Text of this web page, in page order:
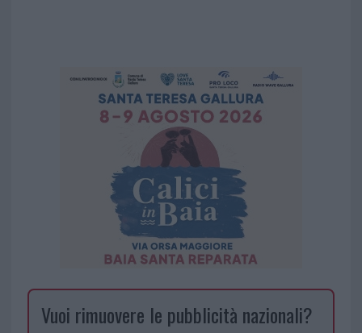
Vuoi rimuovere le pubblicità nazionali?